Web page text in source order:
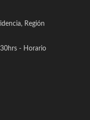
Región
- Horario